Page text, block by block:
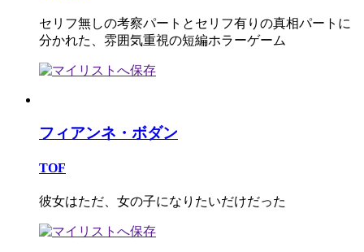
セリフ無しの考察パートとセリフ有りの真相パートに
分かれた、雰囲気重視の短編ホラーゲーム
フィアンネ・ボダン
TOF
彼女はただ、女の子になりたいだけだった